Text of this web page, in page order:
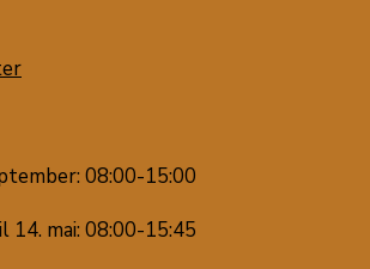
08:00-15:00
14. mai: 08:00-15:45